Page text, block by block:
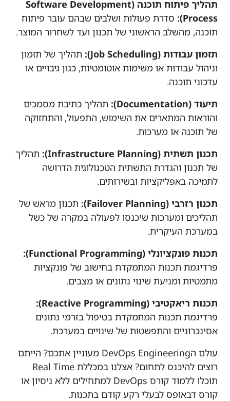
תהליך פיתוח תוכנה (Software Development
Process):
סדרת פעולות ושלבים שבהם עובר פיתוח
תוכנה, מהשלב הראשוני של תכנון ועד לשחרור המוצר.
תזמון עבודות (Job Scheduling):
תהליך של תזמון
וניהול עבודות או משימות אוטומטיות, כגון גיבויים או
עדכוני תוכנה.
תיעוד (Documentation):
תהליך כתיבת מסמכים
והוראות המתארים את השימוש, התפעול, והתחזוקה
של תוכנה או מערכות.
תכנון תשתית (Infrastructure Planning):
תהליך
של תכנון והגדרת התשתית הטכנולוגית הדרושה
לתמיכה באפליקציות ובשירותים.
תכנון רזרבי (Failover Planning):
תכנון מראש של
תהליכים ומערכות שיכנסו לפעולה במקרה של כשל
במערכת העיקרית.
תכנות פונקציונלי (Functional Programming):
פרדיגמת תכנות המתמקדת בחישוב של פונקציות
מתמטיות ומניעת שינוי נתונים או מצבים.
תכנות ריאקטיבי (Reactive Programming):
פרדיגמת תכנות המתמקדת בטיפול בזרמי נתונים
אסינכרוניים והתפשטות של שינויים במערכת.
עולם הDevOps Engineering מעוניין אתכם? הייתם
רוצים להיכנס לתחום? אצלנו במכללת Real Time
תוכלו ללמוד קורס DevOps למתחילים ללא ניסיון או
קורס דבאופס לבעלי רקע קודם בתכנות.